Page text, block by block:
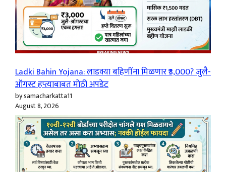
Ladki Bahin Yojana: लाडक्या बहिणींना मिळणार ₹3,000? जुलै-
ऑगस्ट हप्त्याबाबत मोठी अपडेट
by samacharkatta11
August 8, 2026